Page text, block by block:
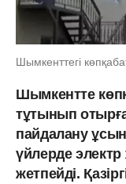
Шымкенттегі
Шымкентте
тұтынып
пайдалану
үйлерде электр
жетпейді.